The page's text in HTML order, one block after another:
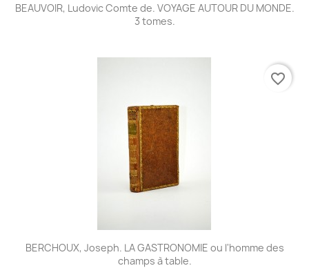
BEAUVOIR, Ludovic Comte de. VOYAGE AUTOUR DU MONDE.
3 tomes.
BERCHOUX, Joseph. LA GASTRONOMIE ou l'homme des
champs à table.
favorite_border